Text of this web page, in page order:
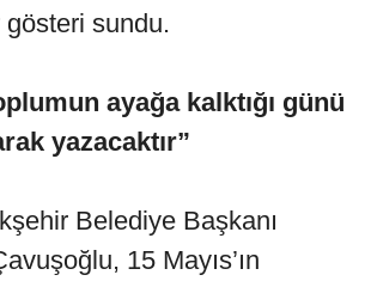
sundu.
ayağa kalktığı günü
yazacaktır”
Belediye Başkanı
15 Mayıs’ın